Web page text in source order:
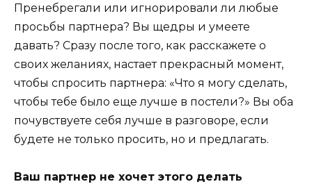
Пренебрегали или игнорировали ли любые
просьбы партнера? Вы щедры и умеете
давать? Сразу после того, как расскажете о
своих желаниях, настает прекрасный момент,
чтобы спросить партнера: «Что я могу сделать,
чтобы тебе было еще лучше в постели?» Вы оба
почувствуете себя лучше в разговоре, если
будете не только просить, но и предлагать.
Ваш партнер не хочет этого делать